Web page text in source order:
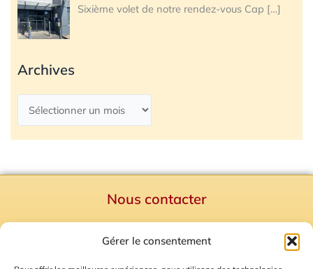
Gérer le consentement
Sixième volet de notre rendez-vous Cap […]
Archives
Nous contacter
Mentions Légales
Plan du site